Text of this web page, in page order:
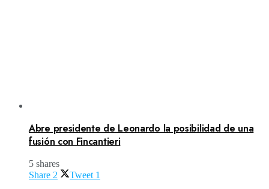
Abre presidente de Leonardo la posibilidad de una
fusión con Fincantieri
5 shares
Share 2 Tweet 1